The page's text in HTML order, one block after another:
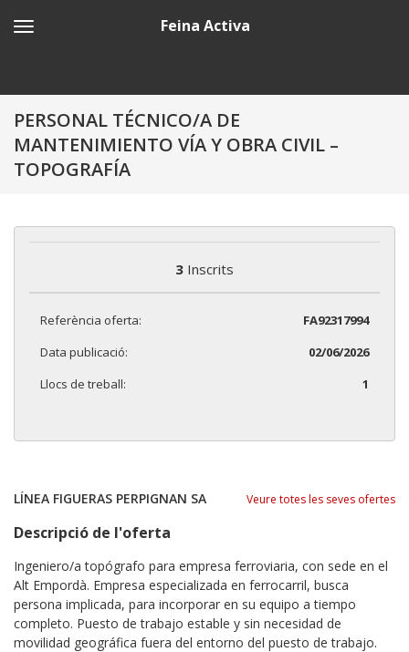
Feina Activa
PERSONAL TÉCNICO/A DE
MANTENIMIENTO VÍA Y OBRA CIVIL –
TOPOGRAFÍA
3 Inscrits
Referència oferta:
FA92317994
Data publicació:
02/06/2026
Llocs de treball:
1
LÍNEA FIGUERAS PERPIGNAN SA Veure totes les seves ofertes
Descripció de l'oferta
Ingeniero/a topógrafo para empresa ferroviaria, con sede en el
Alt Empordà. Empresa especializada en ferrocarril, busca
persona implicada, para incorporar en su equipo a tiempo
completo. Puesto de trabajo estable y sin necesidad de
movilidad geográfica fuera del entorno del puesto de trabajo.